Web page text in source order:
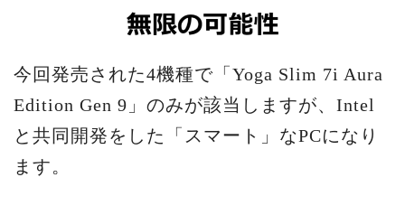
今回発売された4機種で「Yoga Slim 7i Aura
Edition Gen 9」のみが該当しますが、Intel
と共同開発をした「スマート」なPCになり
ます。